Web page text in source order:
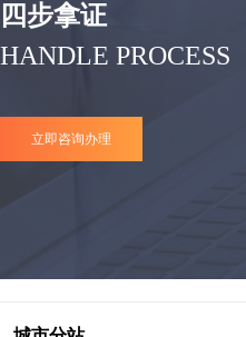
四步拿证
HANDLE PROCESS
立即咨询办理